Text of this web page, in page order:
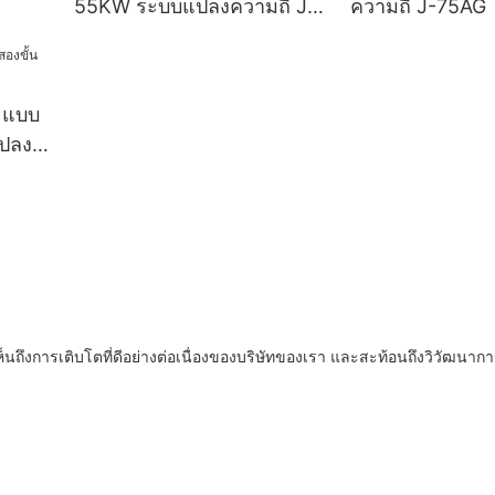
55KW ระบบแปลงความถี่ J-
ความถี่ J-75AG
แบบ
ลง
งการเติบโตที่ดีอย่างต่อเนื่องของบริษัทของเรา และสะท้อนถึงวิวัฒนาก